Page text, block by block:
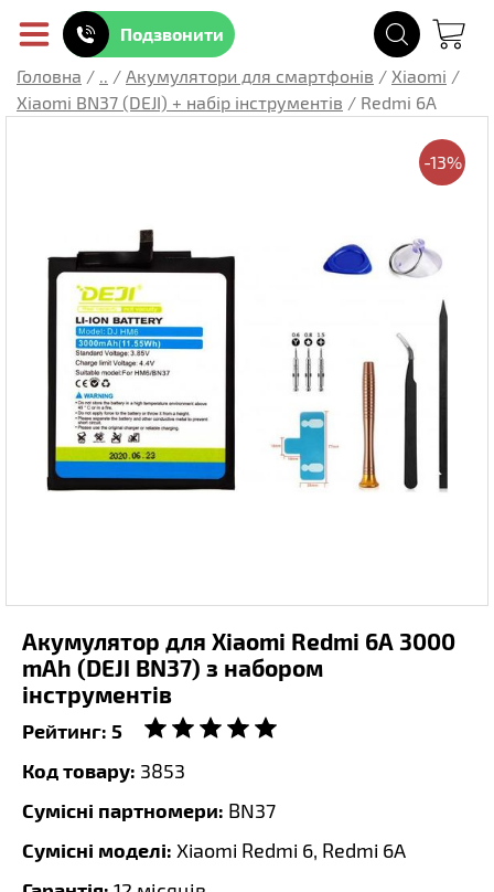
Подзвонити
Головна / .. / Акумулятори для смартфонів / Xiaomi /
Xiaomi BN37 (DEJI) + набір інструментів / Redmi 6A
-13%
Акумулятор для Xiaomi Redmi 6A 3000
mAh (DEJI BN37) з набором
інструментів
Рейтинг: 5
Код товару: 3853
Сумісні партномери: BN37
Сумісні моделі: Xiaomi Redmi 6, Redmi 6A